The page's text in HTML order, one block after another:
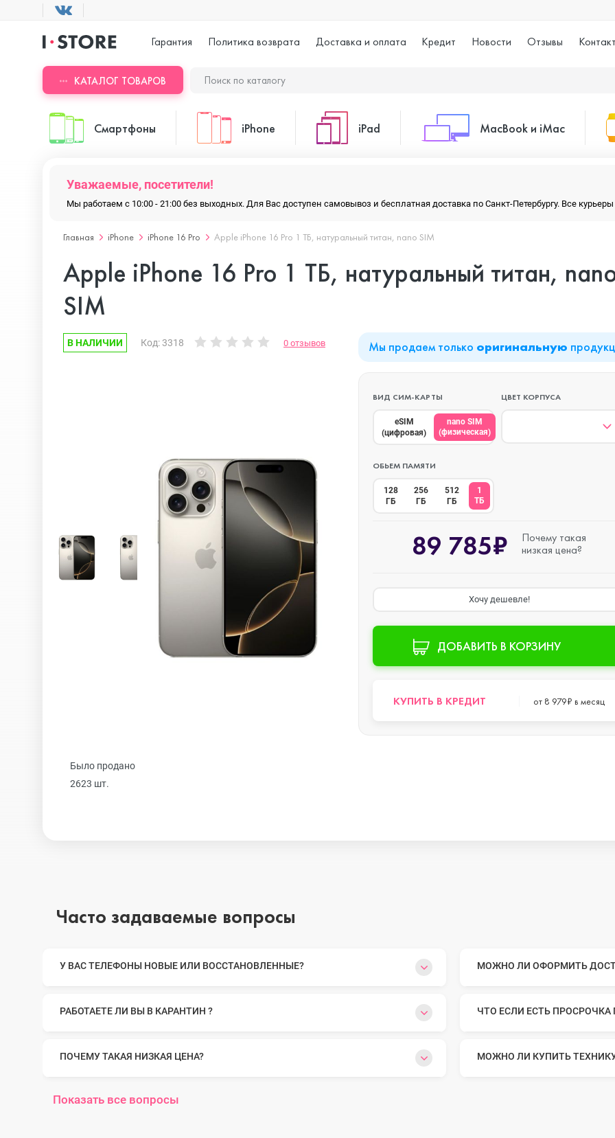
Гарантия Политика возврата Доставка и оплата Кредит Новости Отзывы
КАТАЛОГ ТОВАРОВ
Смартфоны
ASUS
Blackview
Google Pixel
OPPO
iPhone
iPhone 17 Pro
iPhone 17e
iPhone 16E
iPhone 16 Pro Max
iPhone 16 Pro
iPhone 16 Plus
iPad
iPad 10.9 (2022)
iPad Air (2022)
iPad Mini 6 (2021)
iPad Pro 11 M2 (2022)
iPad Pro 12.9 M1
MacBook и iMac
Mac mini
Уважаемые, посетители!
Мы работаем с 10:00 - 21:00 без выходных. Для Вас доступен самовывоз и бесплатная доставка по Санкт-Петербургу. Все
Главная iPhone iPhone 16 Pro Apple iPhone 16 Pro 1 ТБ, натуральный титан, nano SIM
Apple iPhone 16 Pro 1 ТБ, натуральный титан,
SIM
В НАЛИЧИИ Код: 3318 0 отзывов Мы продаем только оригинальную
ВИД СИМ-КАРТЫ
eSIM
(цифровая)
nano SIM
(физическая)
ЦВЕТ КОРПУСА
ОБЬЕМ ПАМЯТИ
128
ГБ
256
ГБ
512
ГБ
1
ТБ
89 785₽
Почему такая
низкая цена?
Хочу дешевле!
ДОБАВИТЬ В КОРЗИНУ
КУПИТЬ В КРЕДИТ от 8 979₽ в месяц
Было продано
2623 шт.
Часто задаваемые вопросы
У ВАС ТЕЛЕФОНЫ НОВЫЕ ИЛИ ВОССТАНОВЛЕННЫЕ?
РАБОТАЕТЕ ЛИ ВЫ В КАРАНТИН ?
ПОЧЕМУ ТАКАЯ НИЗКАЯ ЦЕНА?
МОЖНО ЛИ ОФОРМИТЬ
ЧТО ЕСЛИ ЕСТЬ
МОЖНО ЛИ КУПИТЬ
Показать все вопросы